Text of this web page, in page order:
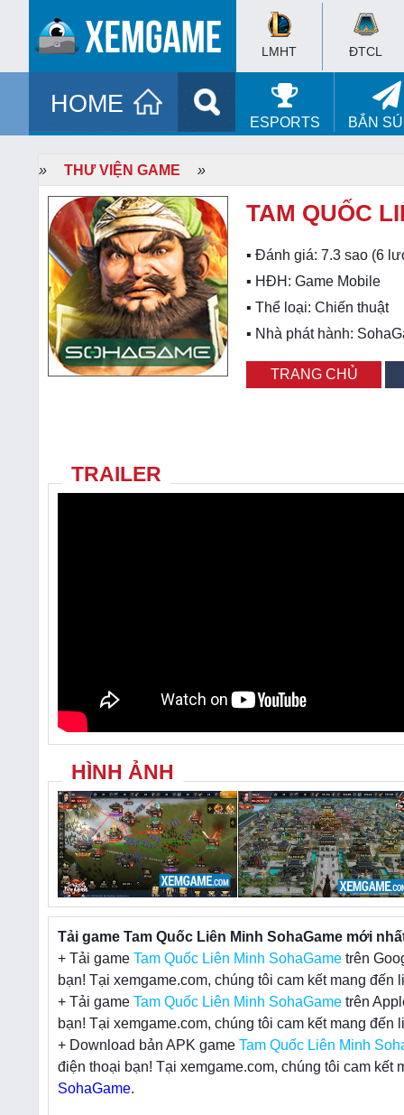
LMHT ĐTCL
HOME
ESPORTS BẮN
» THƯ VIỆN GAME
»
TAM QUỐC
▪ Đánh giá: 7.3 sao (6
▪ HĐH: Game Mobile
▪ Thể loại: Chiến thuật
▪ Nhà phát hành:
TRANG CHỦ
TRAILER
HÌNH ẢNH
Tải game Tam Quốc Liên Minh SohaGame mới
+ Tải game Tam Quốc Liên Minh SohaGame trên
bạn! Tại xemgame.com, chúng tôi cam kết mang
+ Tải game Tam Quốc Liên Minh SohaGame trên
bạn! Tại xemgame.com, chúng tôi cam kết mang
+ Download bản APK game Tam Quốc Liên Minh
điện thoại bạn! Tại xemgame.com, chúng tôi cam
SohaGame.